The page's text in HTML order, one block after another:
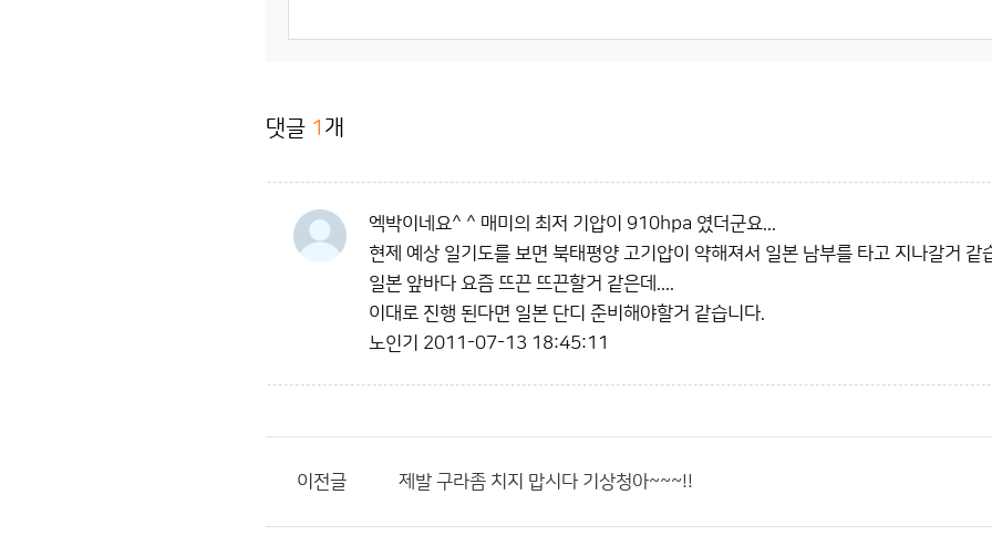
댓글 1 개
엑박이네요^ ^ 매미의 최저 기압이 910hpa 였더군요...
현제 예상 일기도를 보면 북태평양 고기압이 약해져서 일본 남부를 타고 지나갈거 같
일본 앞바다 요즘 뜨끈 뜨끈할거 같은데....
이대로 진행 된다면 일본 단디 준비해야할거 같습니다.
노인기 2011-07-13 18:45:11
이전글 제발 구라좀 치지 맙시다 기상청아~~~!!